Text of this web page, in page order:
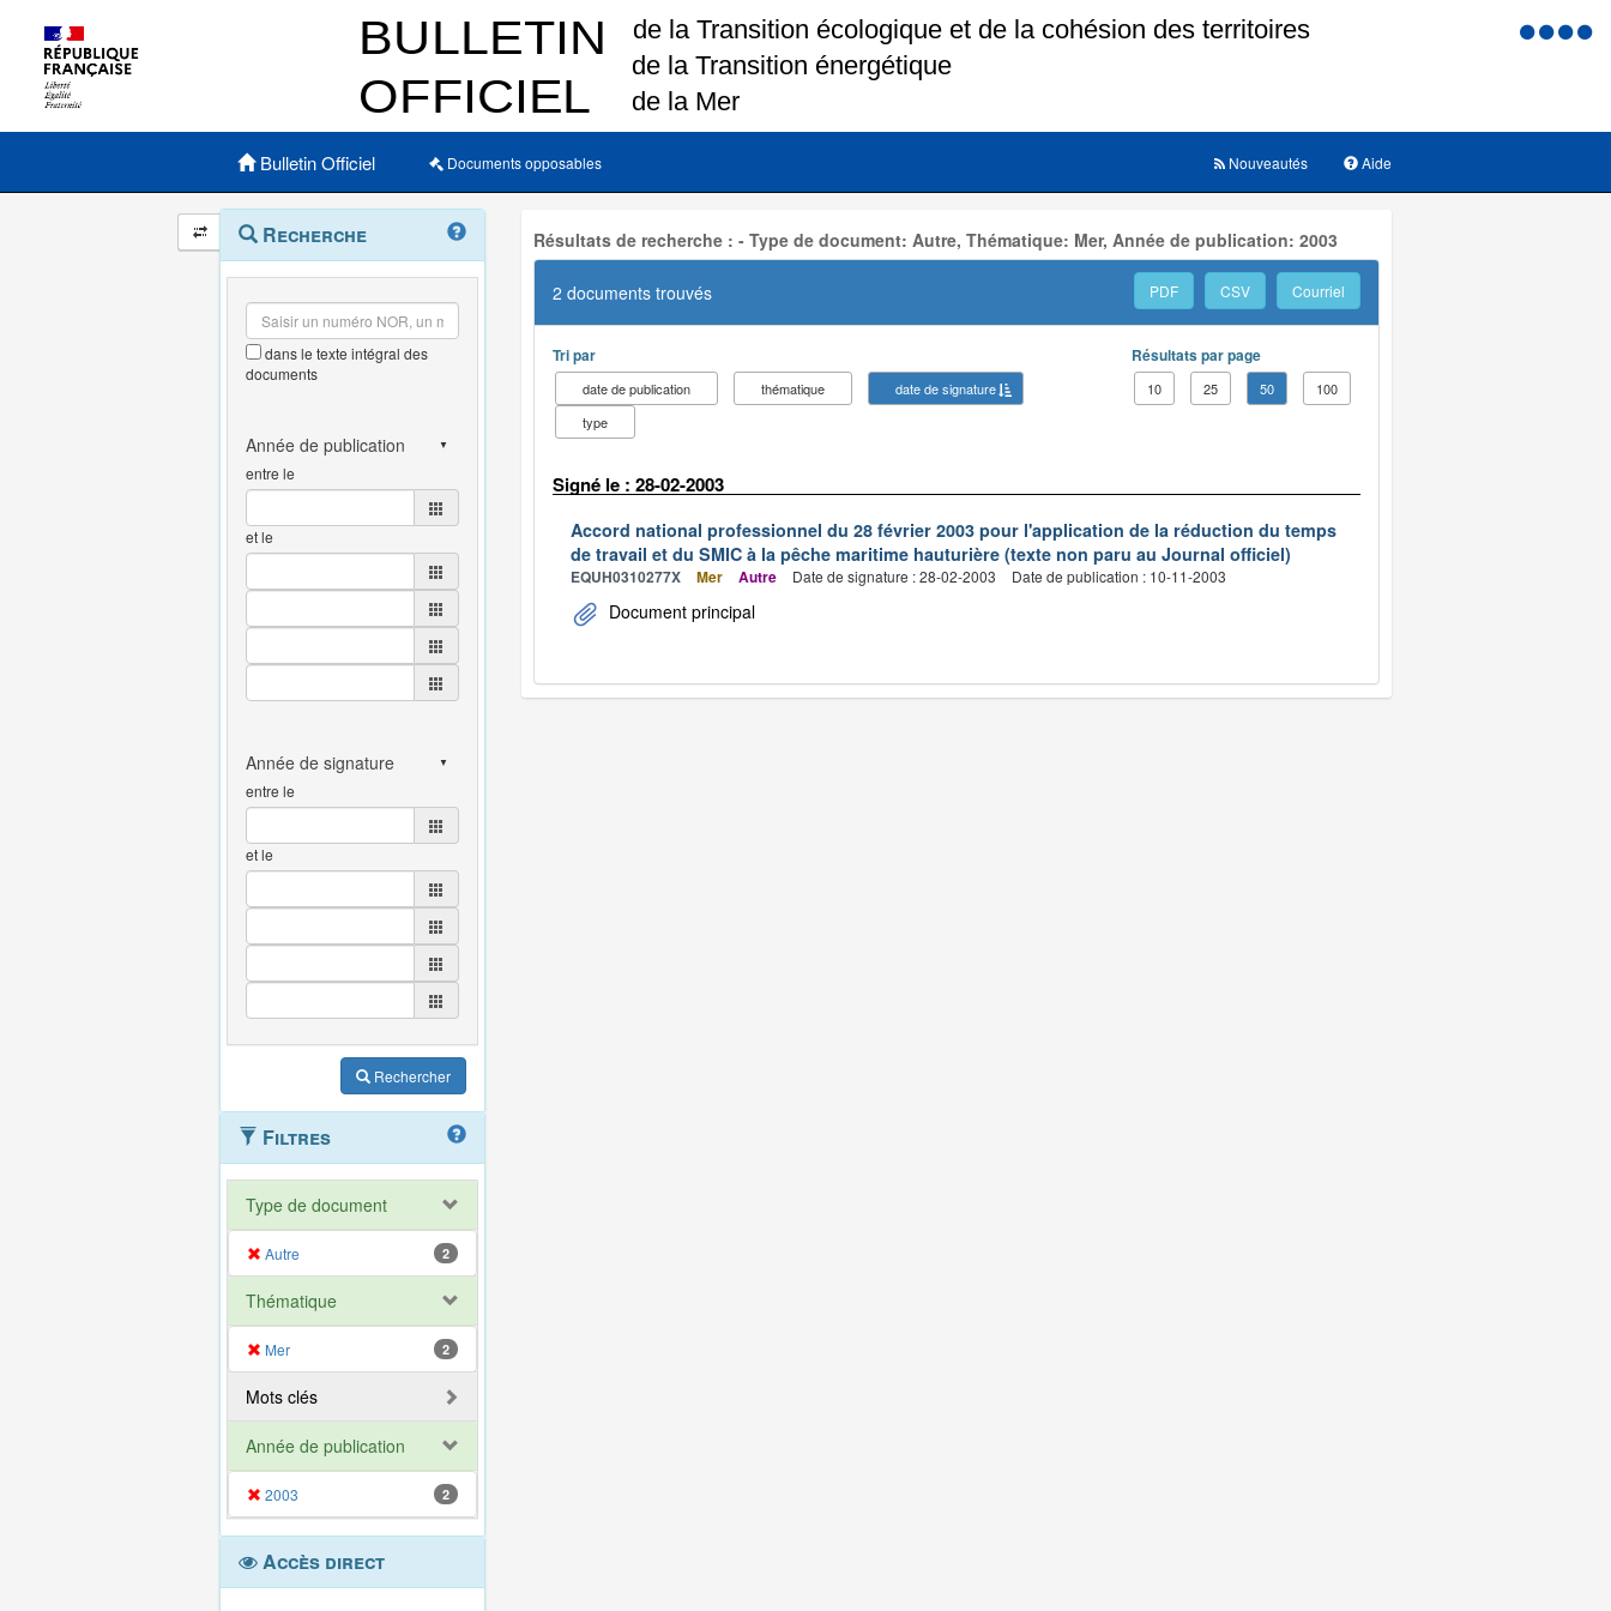
Menu
Menu principal
Bulletin Officiel Documents opposables Aide
Nouveautés
Navigation
et
outils
annexes
Menu
contextuel
Recherche
dans le texte intégral des
documents
entre le
et le
entre le
et le
Rechercher
Filtres
Type de document
Autre 2
Thématique
Mer 2
Mots clés
Année de publication
2003 2
Accès direct
Résultats de recherche : - Type de document: Autre, Thématique: Mer, Année de publication: 2003
2 documents trouvés PDF CSV Courriel
Tri par
date de publication thématique
date de signature
type
Résultats par page
10 25 50 100
Signé le : 28-02-2003
Accord national professionnel du 28 février 2003 pour l'application de la réduction du temps
de travail et du SMIC à la pêche maritime hauturière (texte non paru au Journal officiel)
EQUH0310277X Mer Autre Date de signature : 28-02-2003 Date de publication : 10-11-2003
Document principal